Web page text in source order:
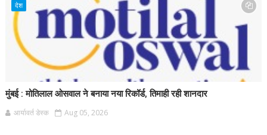
देश
मुंबई : मोतिलाल ओसवाल ने बनाया नया रिकॉर्ड, तिमाही रही शानदार
आर्यावर्त डेस्क Aug 05, 2026